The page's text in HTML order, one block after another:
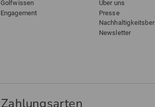
Golfwissen
Engagement
Über uns
Presse
Newsletter
Zahlungsarten